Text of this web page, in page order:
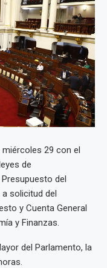
29 con el
de
del
solicitud del
y Cuenta General
y Finanzas.
del Parlamento, la